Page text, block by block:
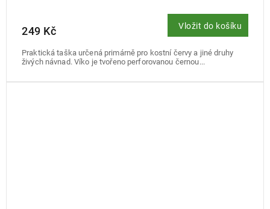
249 Kč Vložit do košíku
Praktická taška určená primárně pro kostní červy a jiné druhy
živých návnad. Víko je tvořeno perforovanou černou...